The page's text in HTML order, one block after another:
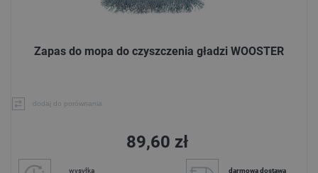
Zapas do mopa do czyszczenia gładzi WOOSTER
dodaj do porównania
89,60 zł
wysyłka darmowa dostawa